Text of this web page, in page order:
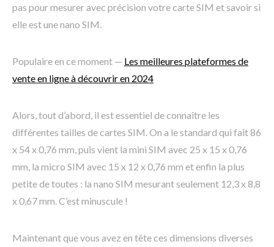
pas pour mesurer avec précision votre carte SIM et savoir si
elle est une nano SIM.
Populaire en ce moment — Les meilleures plateformes de
vente en ligne à découvrir en 2024
Alors, tout d’abord, il est essentiel de connaître les
différentes tailles de cartes SIM. On a le standard qui fait 86
x 54 x 0,76 mm, puis vient la mini SIM avec 25 x 15 x 0,76
mm, la micro SIM avec 15 x 12 x 0,76 mm et enfin la plus
petite de toutes : la nano SIM mesurant seulement 12,3 x 8,8
x 0,67 mm. C’est minuscule !
Maintenant que vous avez en tête ces dimensions diverses